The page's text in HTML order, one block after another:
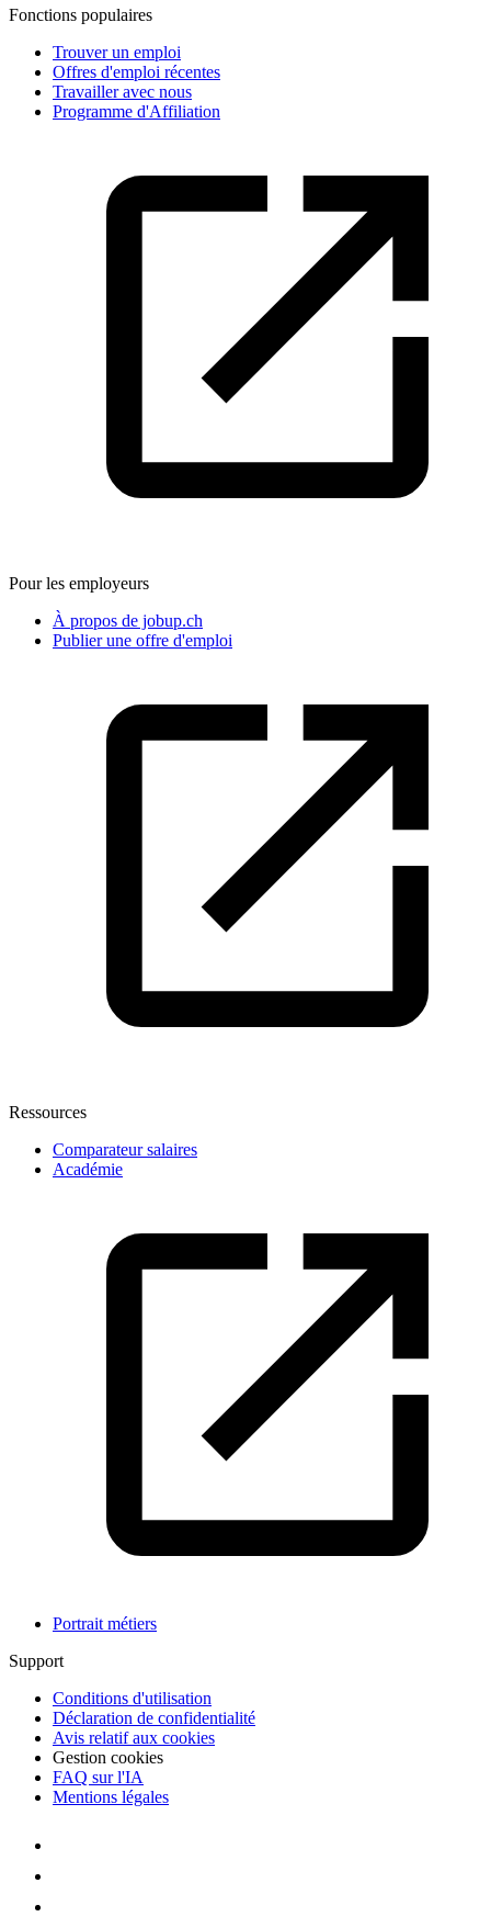
Fonctions populaires
Trouver un emploi
Offres d'emploi récentes
Travailler avec nous
Programme d'Affiliation
Pour les employeurs
À propos de jobup.ch
Publier une offre d'emploi
Ressources
Comparateur salaires
Académie
Portrait métiers
Support
Conditions d'utilisation
Déclaration de confidentialité
Avis relatif aux cookies
Gestion cookies
FAQ sur l'IA
Mentions légales